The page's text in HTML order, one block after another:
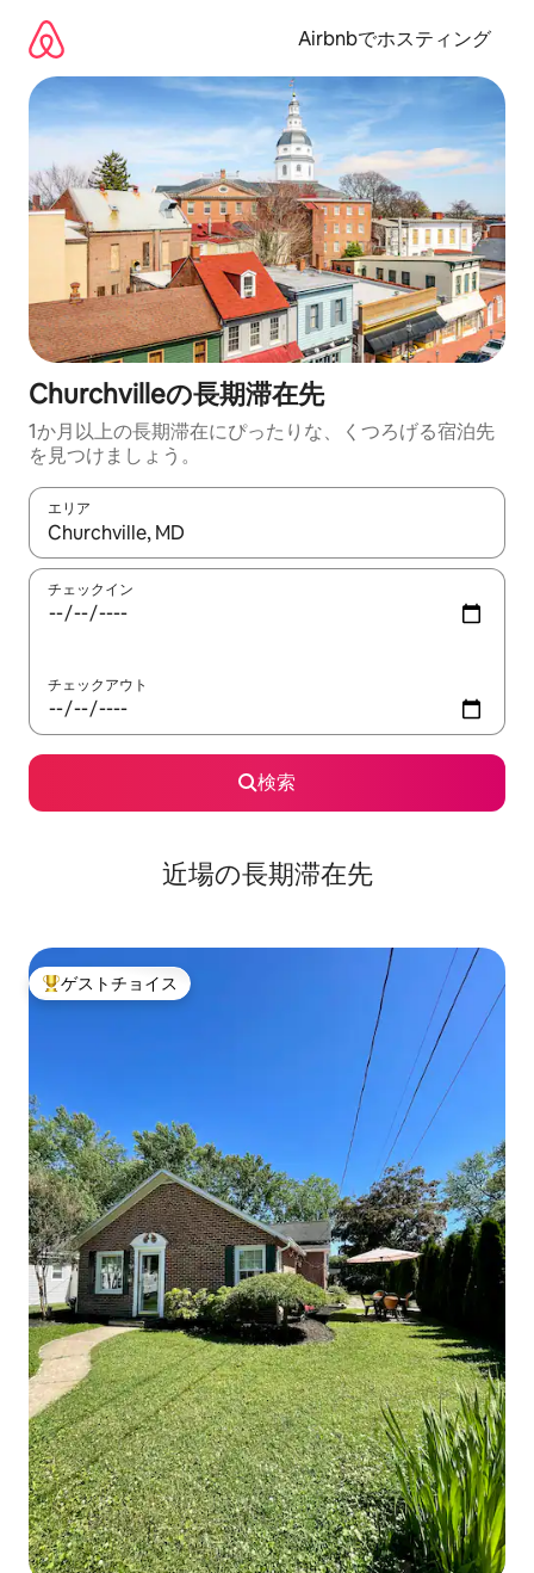
Airbnbでホスティング
Churchvilleの長期滞在先
1か月以上の長期滞在にぴったりな、くつろげる宿泊先
を見つけましょう。
エリア
検索結果が表示されたら、上下の矢印キーを使って移動するか
チェックイン
チェックアウト
検索
近場の長期滞在先
大好評のゲストチョイスです。
ゲストチョイス